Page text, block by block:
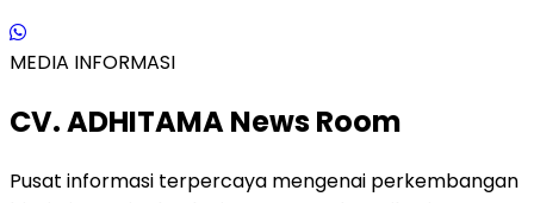
MEDIA INFORMASI
CV. ADHITAMA News Room
Pusat informasi terpercaya mengenai perkembangan